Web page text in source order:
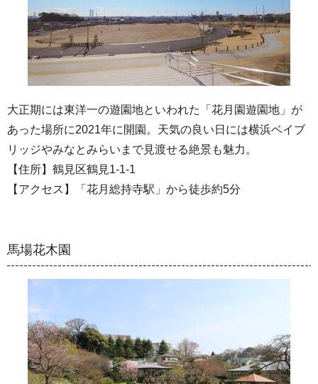
大正期には東洋一の遊園地といわれた「花月園遊園地」が
あった場所に2021年に開園。天気の良い日には横浜ベイブ
リッジやみなとみらいまで見渡せる絶景も魅力。
【住所】鶴見区鶴見1-1-1
【アクセス】「花月総持寺駅」から徒歩約5分
馬場花木園